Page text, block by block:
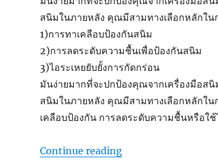
สนิมในภายหลัง คุณมีสามทางเลือกหลักใ
1)การทาเคลือบป้องกันสนิม
2)การลดระดับความชื้นเพื่อป้องกันสนิม
3)ไอระเหยยับยั้งการกัดกร่อน
มันง่ายมากที่จะปกป้องคุณจากเครื่องมือส
สนิมในภายหลัง คุณมีสามทางเลือกหลักใ
เคลือบป้องกัน การลดระดับความชื้นหรือใช้
Continue reading“การป้องกันสนิมสำหรั